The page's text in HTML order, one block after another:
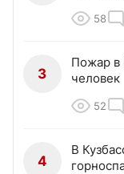
58
3
Пожар в
человек
52
4
В